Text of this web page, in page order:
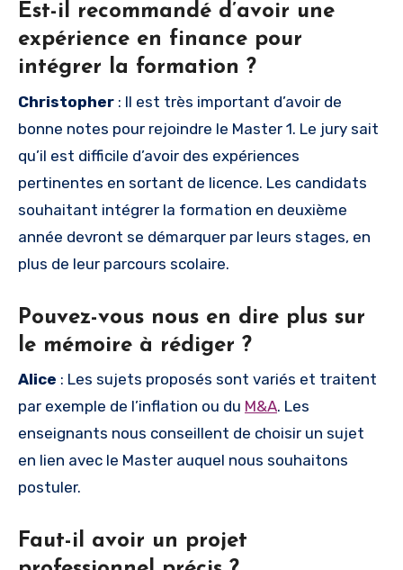
Est-il recommandé d’avoir une
expérience en finance pour
intégrer la formation ?
Christopher : Il est très important d’avoir de
bonne notes pour rejoindre le Master 1. Le jury sait
qu’il est difficile d’avoir des expériences
pertinentes en sortant de licence. Les candidats
souhaitant intégrer la formation en deuxième
année devront se démarquer par leurs stages, en
plus de leur parcours scolaire.
Pouvez-vous nous en dire plus sur
le mémoire à rédiger ?
Alice : Les sujets proposés sont variés et traitent
par exemple de l’inflation ou du M&A. Les
enseignants nous conseillent de choisir un sujet
en lien avec le Master auquel nous souhaitons
postuler.
Faut-il avoir un projet